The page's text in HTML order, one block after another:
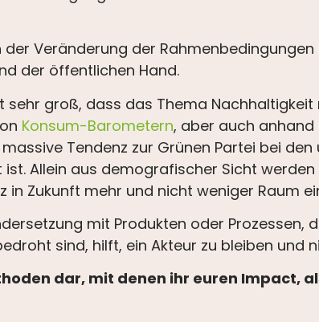
der Veränderung der
der öffentlichen Hand.
sehr groß, dass das Thema
Konsum-Barometern, aber auch anhand
Tendenz zur Grünen Partei bei
Allein aus demografischer Sicht
in Zukunft mehr und nicht weniger Raum
mit Produkten oder
sind, hilft, ein Akteur zu bleiben und
dar, mit denen ihr euren Impact,